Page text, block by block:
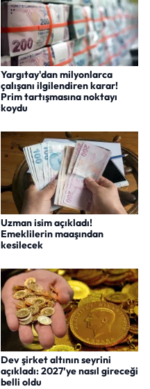
Yargıtay'dan milyonlarca
çalışanı ilgilendiren karar!
Prim tartışmasına noktayı
koydu
Uzman isim açıkladı!
Emeklilerin maaşından
kesilecek
Dev şirket altının seyrini
açıkladı: 2027’ye nasıl gireceği
belli oldu